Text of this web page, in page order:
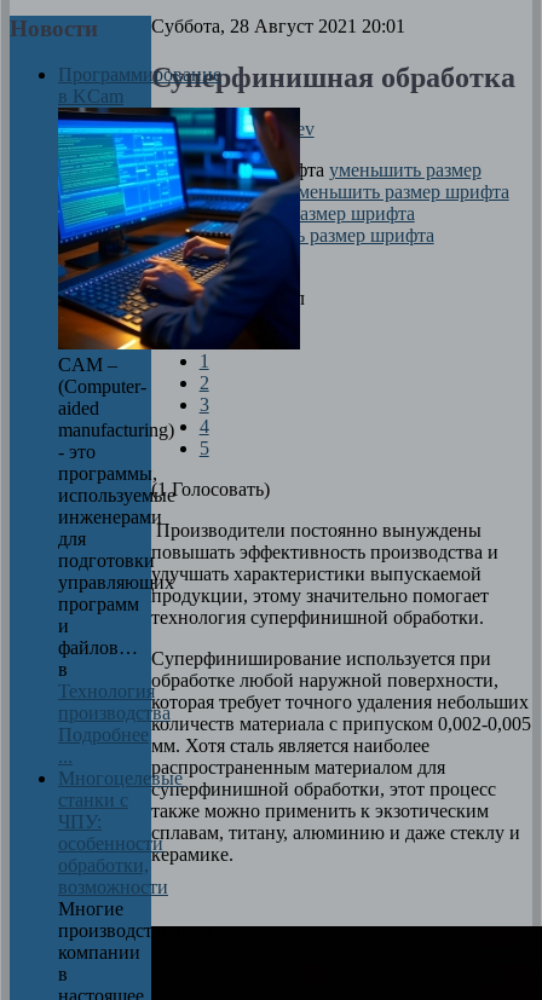
Суббота, 28 Август 2021 20:01
Суперфинишная обработка
АвторDima Zverev
размер шрифта уменьшить размер
шрифта
увеличить размер шрифта
Печать
Оцените материал
1
2
3
4
5
(1 Голосовать)
Производители постоянно вынуждены
повышать эффективность производства и
улучшать характеристики выпускаемой
продукции, этому значительно помогает
технология суперфинишной обработки.
Суперфиниширование используется при
обработке любой наружной поверхности,
которая требует точного удаления небольших
количеств материала с припуском 0,002-0,005
мм. Хотя сталь является наиболее
распространенным материалом для
суперфинишной обработки, этот процесс
также можно применить к экзотическим
сплавам, титану, алюминию и даже стеклу и
керамике.
Новости
Программирование
в KCam
CAM –
(Computer-
aided
manufacturing)
- это
программы,
используемые
инженерами
для
подготовки
управляющих
программ
и
файлов…
в
Технология
производства
Подробнее
...
Многоцелевые
станки с
ЧПУ:
особенности
обработки,
возможности
Многие
производственные
компании
в